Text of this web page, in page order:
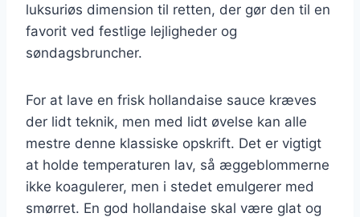
luksuriøs dimension til retten, der gør den til en
favorit ved festlige lejligheder og
søndagsbruncher.
For at lave en frisk hollandaise sauce kræves
der lidt teknik, men med lidt øvelse kan alle
mestre denne klassiske opskrift. Det er vigtigt
at holde temperaturen lav, så æggeblommerne
ikke koagulerer, men i stedet emulgerer med
smørret. En god hollandaise skal være glat og